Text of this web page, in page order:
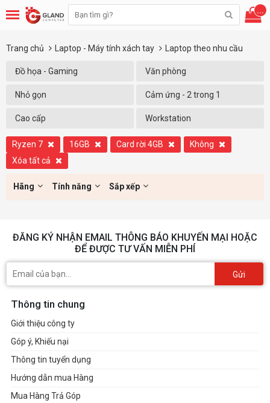
...
Trang chủ Laptop - Máy tính xách tay Laptop theo nhu cầu
Đồ họa - Gaming Văn phòng
Nhỏ gọn Cảm ứng - 2 trong 1
Cao cấp Workstation
Ryzen 7 16GB Card rời 4GB
Không
Xóa tất cả
Hãng Tính năng Sắp xếp
ĐĂNG KÝ NHẬN EMAIL THÔNG BÁO KHUYẾN MẠI HOẶC
ĐỂ ĐƯỢC TƯ VẤN MIỄN PHÍ
Gửi
Thông tin chung
Giới thiệu công ty
Góp ý, Khiếu nại
Thông tin tuyển dụng
Hướng dẫn mua Hàng
Mua Hàng Trả Góp